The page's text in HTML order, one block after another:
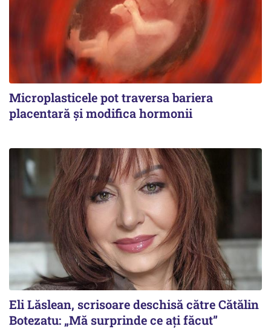
Microplasticele pot traversa bariera
placentară și modifica hormonii
Eli Lăslean, scrisoare deschisă către Cătălin
Botezatu: „Mă surprinde ce ați făcut”